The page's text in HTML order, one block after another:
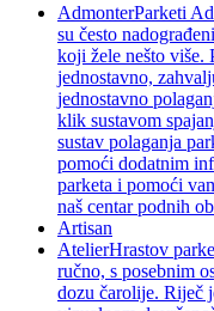
AdmonterParketi
su često
koji žele nešto više.
jednostavno,
jednostavno
klik sustavom
sustav polaganja
pomoći dodatnim
parketa i pomoći
naš centar podnih
Artisan
AtelierHrastov
ručno, s posebnim
dozu čarolije. Riječ